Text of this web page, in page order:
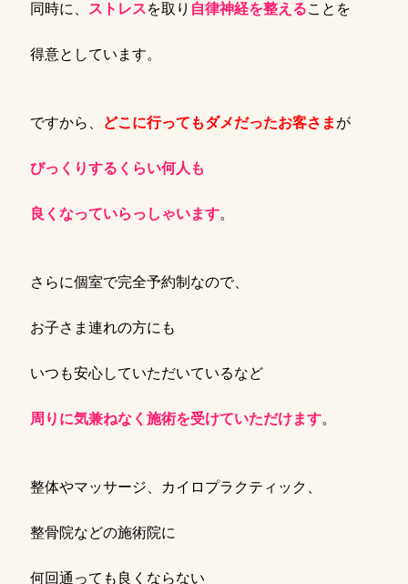
同時に、 ストレスを取り 自律神経を整えることを
得意としています。
ですから、 どこに行ってもダメだったお客さま が
びっくりするくらい何人も
良くなっていらっしゃいます。
さらに個室で完全予約制なので、
お子さま連れの方にも
いつも安心していただいているなど
周りに気兼ねなく施術を受けていただけます。
整体やマッサージ、カイロプラクティック、
整骨院などの施術院に
何回通っても良くならない